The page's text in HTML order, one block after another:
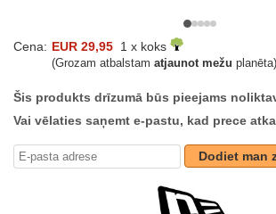
Cena: EUR 29,95 1 x koks
(Grozam atbalstam atjaunot mežu planēta)
Šis produkts drīzumā būs pieejams
Vai vēlaties saņemt e-pastu, kad prece
Dodiet man